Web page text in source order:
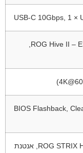
ROG Hive II – ESS SABRE9260Q DAC,
BIOS Flashback,
ROG STRIX HIVE II, ROG FPS Card, אנטנת